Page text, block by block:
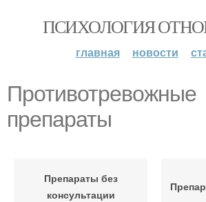
ПСИХОЛОГИЯ
главная новости
Противотревожные
препараты
Препараты без
консультации